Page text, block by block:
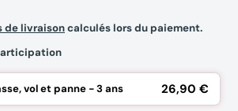
de livraisoncalculés lors du paiement.
vol et panne - 3 ans 26,90 €